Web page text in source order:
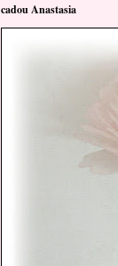
cadou Anastasia